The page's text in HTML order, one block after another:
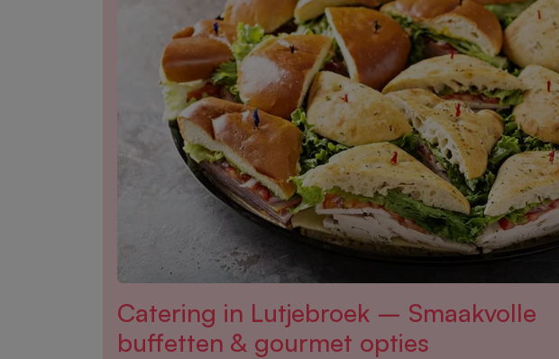
Catering in Lutjebroek – Smaakvolle
buffetten & gourmet opties